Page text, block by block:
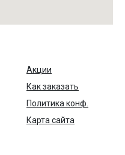
Акции
Как заказать
Политика конф.
Карта сайта